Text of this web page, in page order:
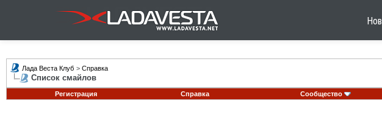
Лада Веста Клуб > Справка
Список смайлов
Регистрация
Справка Сообщество